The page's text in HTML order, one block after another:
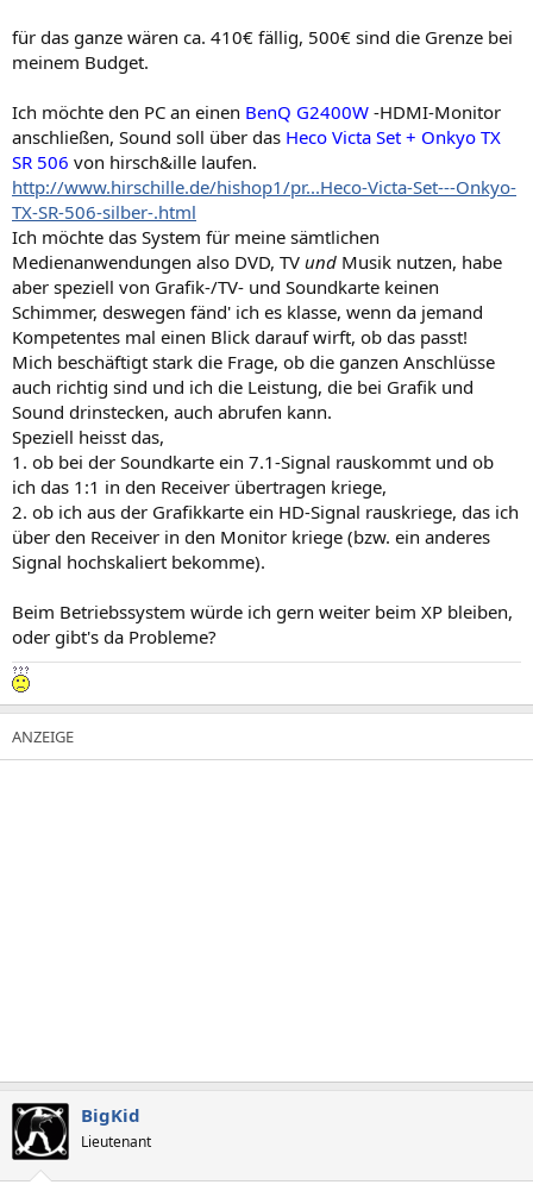
für das ganze wären ca. 410€ fällig, 500€ sind die Grenze bei
meinem Budget.
Ich möchte den PC an einen BenQ G2400W -HDMI-Monitor
anschließen, Sound soll über das Heco Victa Set + Onkyo TX
SR 506 von hirsch&ille laufen.
http://www.hirschille.de/hishop1/pr...Heco-Victa-Set---Onkyo-
TX-SR-506-silber-.html
Ich möchte das System für meine sämtlichen
Medienanwendungen also DVD, TV und Musik nutzen, habe
aber speziell von Grafik-/TV- und Soundkarte keinen
Schimmer, deswegen fänd' ich es klasse, wenn da jemand
Kompetentes mal einen Blick darauf wirft, ob das passt!
Mich beschäftigt stark die Frage, ob die ganzen Anschlüsse
auch richtig sind und ich die Leistung, die bei Grafik und
Sound drinstecken, auch abrufen kann.
Speziell heisst das,
1. ob bei der Soundkarte ein 7.1-Signal rauskommt und ob
ich das 1:1 in den Receiver übertragen kriege,
2. ob ich aus der Grafikkarte ein HD-Signal rauskriege, das ich
über den Receiver in den Monitor kriege (bzw. ein anderes
Signal hochskaliert bekomme).
Beim Betriebssystem würde ich gern weiter beim XP bleiben,
oder gibt's da Probleme?
BigKid
Lieutenant